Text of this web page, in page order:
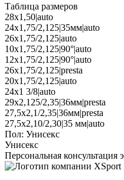
Таблица размеров
28x1,50|auto
24x1,75/2,125|35мм|auto
26x1,75/2,125|auto
10x1,75/2,125|90°|auto
12x1,75/2,125|90°|auto
26x1,75/2,125|presta
20x1,75/2,125|auto
24х1 3/8|auto
29х2,125/2,35|36мм|presta
27,5x2,1/2,35|36мм|presta
27,5x2,10/2,30|35 мм|auto
Пол: Унисекс
Унисекс
Персональная консультация